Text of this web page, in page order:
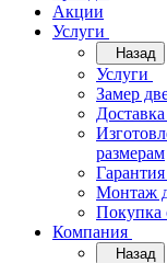
Акции
Услуги
Назад
Услуги
Замер
размерам
Монтаж
Покупка
Компания
Назад